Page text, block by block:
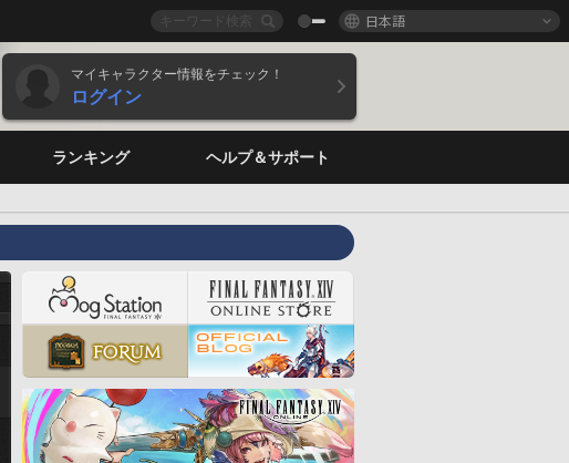
日本語
マイキャラクター情報をチェック！
ログイン
ランキング ヘルプ＆サポート